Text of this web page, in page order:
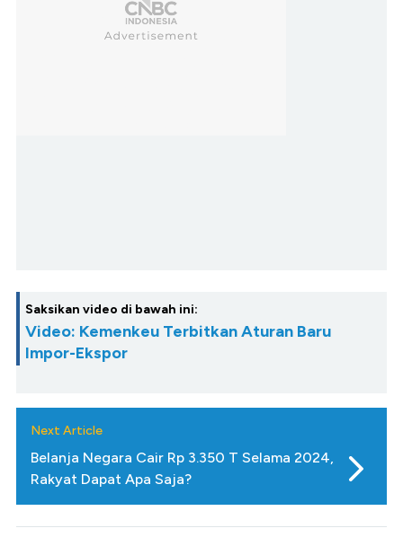
Saksikan video di bawah ini:
Video: Kemenkeu Terbitkan Aturan Baru
Impor-Ekspor
Next Article
Belanja Negara Cair Rp 3.350 T Selama 2024,
Rakyat Dapat Apa Saja?